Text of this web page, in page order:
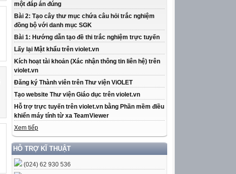
một đáp án đúng
Bài 2: Tạo cây thư mục chứa câu hỏi trắc nghiệm
đồng bộ với danh mục SGK
Bài 1: Hướng dẫn tạo đề thi trắc nghiệm trực tuyến
Lấy lại Mật khẩu trên violet.vn
Kích hoạt tài khoản (Xác nhận thông tin liên hệ) trên
violet.vn
Đăng ký Thành viên trên Thư viện ViOLET
Tạo website Thư viện Giáo dục trên violet.vn
Hỗ trợ trực tuyến trên violet.vn bằng Phần mềm điều
khiển máy tính từ xa TeamViewer
Xem tiếp
HỖ TRỢ KĨ THUẬT
(024) 62 930 536